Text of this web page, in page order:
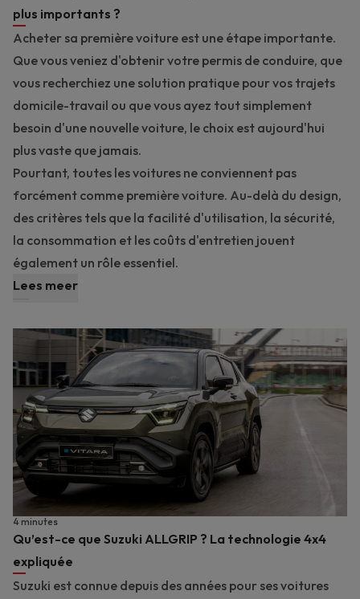
plus importants ?
Acheter sa première voiture est une étape importante.
Que vous veniez d'obtenir votre permis de conduire, que
vous recherchiez une solution pratique pour vos trajets
domicile-travail ou que vous ayez tout simplement
besoin d'une nouvelle voiture, le choix est aujourd'hui
plus vaste que jamais.
Pourtant, toutes les voitures ne conviennent pas
forcément comme première voiture. Au-delà du design,
des critères tels que la facilité d'utilisation, la sécurité,
la consommation et les coûts d'entretien jouent
également un rôle essentiel.
Lees meer
Qu’est-ce que Suzuki ALLGRIP ? La technologie 4x4
expliquée
4 minutes
Suzuki est connue depuis des années pour ses voitures